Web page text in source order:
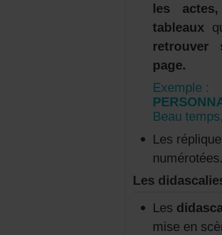
les
tableaux
page.
Exemple:
Les